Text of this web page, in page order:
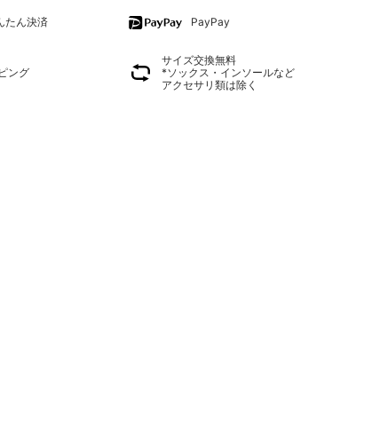
たん決済 PayPay
ング
サイズ交換無料
*ソックス・インソールなど
アクセサリ類は除く